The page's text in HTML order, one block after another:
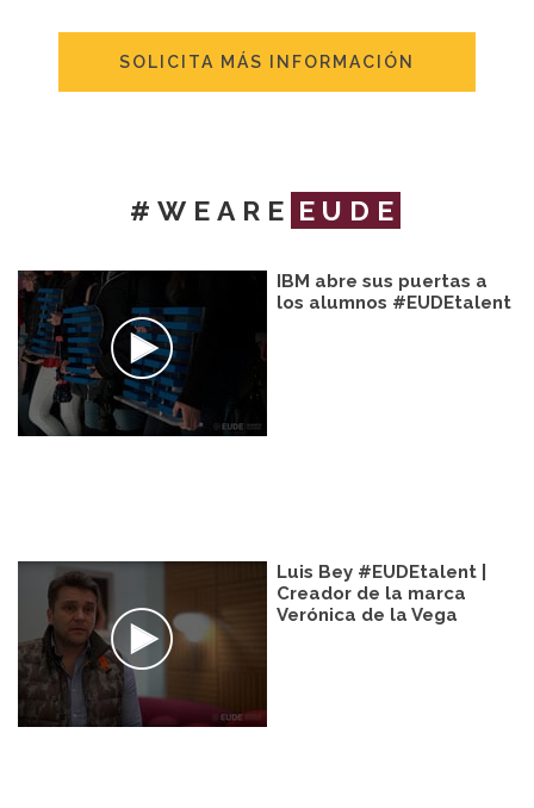
SOLICITA MÁS INFORMACIÓN
#WEARE EUDE
IBM abre sus puertas a
los alumnos #EUDEtalent
Luis Bey #EUDEtalent |
Creador de la marca
Verónica de la Vega